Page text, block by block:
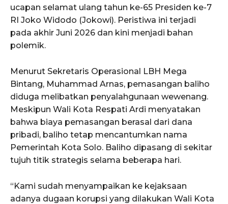
ucapan selamat ulang tahun ke-65 Presiden ke-7
RI Joko Widodo (Jokowi). Peristiwa ini terjadi
pada akhir Juni 2026 dan kini menjadi bahan
polemik.
Menurut Sekretaris Operasional LBH Mega
Bintang, Muhammad Arnas, pemasangan baliho
diduga melibatkan penyalahgunaan wewenang.
Meskipun Wali Kota Respati Ardi menyatakan
bahwa biaya pemasangan berasal dari dana
pribadi, baliho tetap mencantumkan nama
Pemerintah Kota Solo. Baliho dipasang di sekitar
tujuh titik strategis selama beberapa hari.
“Kami sudah menyampaikan ke kejaksaan
adanya dugaan korupsi yang dilakukan Wali Kota